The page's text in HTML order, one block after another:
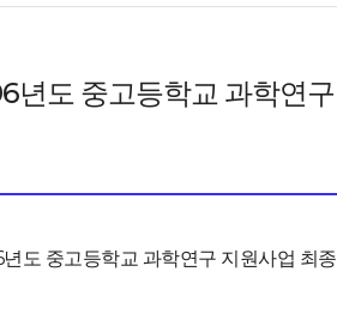
년도 중고등학교 과학연
도 중고등학교 과학연구 지원사업 최